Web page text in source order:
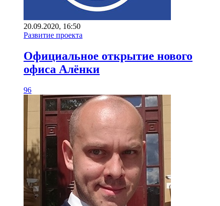
20.09.2020, 16:50
Развитие проекта
Официальное открытие нового
офиса Алёнки
96